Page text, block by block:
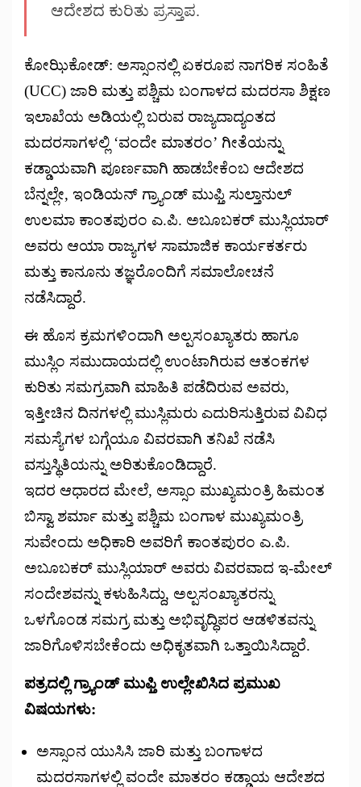
ಆದೇಶದ ಕುರಿತು ಪ್ರಸ್ತಾಪ.
ಕೋಝಿಕೋಡ್: ಅಸ್ಸಾಂನಲ್ಲಿ ಏಕರೂಪ ನಾಗರಿಕ ಸಂಹಿತೆ
(UCC) ಜಾರಿ ಮತ್ತು ಪಶ್ಚಿಮ ಬಂಗಾಳದ ಮದರಸಾ ಶಿಕ್ಷಣ
ಇಲಾಖೆಯ ಅಡಿಯಲ್ಲಿ ಬರುವ ರಾಜ್ಯದಾದ್ಯಂತದ
ಮದರಸಾಗಳಲ್ಲಿ ‘ವಂದೇ ಮಾತರಂ’ ಗೀತೆಯನ್ನು
ಕಡ್ಡಾಯವಾಗಿ ಪೂರ್ಣವಾಗಿ ಹಾಡಬೇಕೆಂಬ ಆದೇಶದ
ಬೆನ್ನಲ್ಲೇ, ಇಂಡಿಯನ್ ಗ್ರ್ಯಾಂಡ್ ಮುಫ್ತಿ ಸುಲ್ತಾನುಲ್
ಉಲಮಾ ಕಾಂತಪುರಂ ಎ.ಪಿ. ಅಬೂಬಕರ್ ಮುಸ್ಲಿಯಾರ್
ಅವರು ಆಯಾ ರಾಜ್ಯಗಳ ಸಾಮಾಜಿಕ ಕಾರ್ಯಕರ್ತರು
ಮತ್ತು ಕಾನೂನು ತಜ್ಞರೊಂದಿಗೆ ಸಮಾಲೋಚನೆ
ನಡೆಸಿದ್ದಾರೆ.
ಈ ಹೊಸ ಕ್ರಮಗಳಿಂದಾಗಿ ಅಲ್ಪಸಂಖ್ಯಾತರು ಹಾಗೂ
ಮುಸ್ಲಿಂ ಸಮುದಾಯದಲ್ಲಿ ಉಂಟಾಗಿರುವ ಆತಂಕಗಳ
ಕುರಿತು ಸಮಗ್ರವಾಗಿ ಮಾಹಿತಿ ಪಡೆದಿರುವ ಅವರು,
ಇತ್ತೀಚಿನ ದಿನಗಳಲ್ಲಿ ಮುಸ್ಲಿಮರು ಎದುರಿಸುತ್ತಿರುವ ವಿವಿಧ
ಸಮಸ್ಯೆಗಳ ಬಗ್ಗೆಯೂ ವಿವರವಾಗಿ ತನಿಖೆ ನಡೆಸಿ
ವಸ್ತುಸ್ಥಿತಿಯನ್ನು ಅರಿತುಕೊಂಡಿದ್ದಾರೆ.
ಇದರ ಆಧಾರದ ಮೇಲೆ, ಅಸ್ಸಾಂ ಮುಖ್ಯಮಂತ್ರಿ ಹಿಮಂತ
ಬಿಸ್ವಾ ಶರ್ಮಾ ಮತ್ತು ಪಶ್ಚಿಮ ಬಂಗಾಳ ಮುಖ್ಯಮಂತ್ರಿ
ಸುವೇಂದು ಅಧಿಕಾರಿ ಅವರಿಗೆ ಕಾಂತಪುರಂ ಎ.ಪಿ.
ಅಬೂಬಕರ್ ಮುಸ್ಲಿಯಾರ್ ಅವರು ವಿವರವಾದ ಇ-ಮೇಲ್
ಸಂದೇಶವನ್ನು ಕಳುಹಿಸಿದ್ದು, ಅಲ್ಪಸಂಖ್ಯಾತರನ್ನು
ಒಳಗೊಂಡ ಸಮಗ್ರ ಮತ್ತು ಅಭಿವೃದ್ಧಿಪರ ಆಡಳಿತವನ್ನು
ಜಾರಿಗೊಳಿಸಬೇಕೆಂದು ಅಧಿಕೃತವಾಗಿ ಒತ್ತಾಯಿಸಿದ್ದಾರೆ.
ಪತ್ರದಲ್ಲಿ ಗ್ರ್ಯಾಂಡ್ ಮುಫ್ತಿ ಉಲ್ಲೇಖಿಸಿದ ಪ್ರಮುಖ
ವಿಷಯಗಳು:
ಅಸ್ಸಾಂನ ಯುಸಿಸಿ ಜಾರಿ ಮತ್ತು ಬಂಗಾಳದ
ಮದರಸಾಗಳಲ್ಲಿ ವಂದೇ ಮಾತರಂ ಕಡ್ಡಾಯ ಆದೇಶದ